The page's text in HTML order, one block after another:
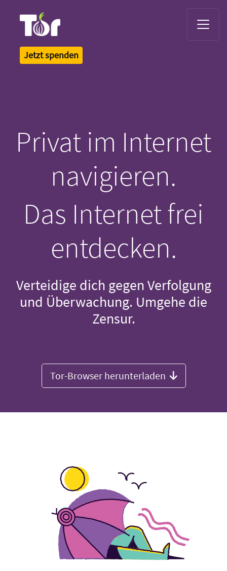
Jetzt spenden
Privat im Internet
navigieren.
Das Internet frei
entdecken.
Verteidige dich gegen Verfolgung
und Überwachung. Umgehe die
Zensur.
Tor-Browser herunterladen